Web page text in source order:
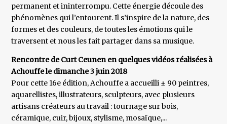
permanent et ininterrompu. Cette énergie découle des
phénomènes qui l’entourent. Il s’inspire de la nature, des
formes et des couleurs, de toutes les émotions qui le
traversent et nous les fait partager dans sa musique.
Rencontre de Curt Ceunen en quelques vidéos réalisées à
Achouffe le dimanche 3 juin 2018
Pour cette 16e édition, Achouffe a accueilli ± 90 peintres,
aquarellistes, illustrateurs, sculpteurs, avec plusieurs
artisans créateurs au travail : tournage sur bois,
céramique, cuir, bijoux, stylisme, mosaïque,...